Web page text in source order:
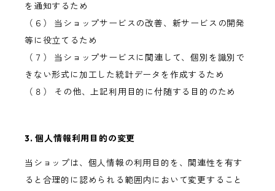
を通知するため
（６） 当ショップサービスの改善、新サービスの開発
等に役立てるため
（７） 当ショップサービスに関連して、個別を識別で
きない形式に加工した統計データを作成するため
（８） その他、上記利用目的に付随する目的のため
3. 個人情報利用目的の変更
当ショップは、個人情報の利用目的を、関連性を有す
ると合理的に認められる範囲内において変更すること